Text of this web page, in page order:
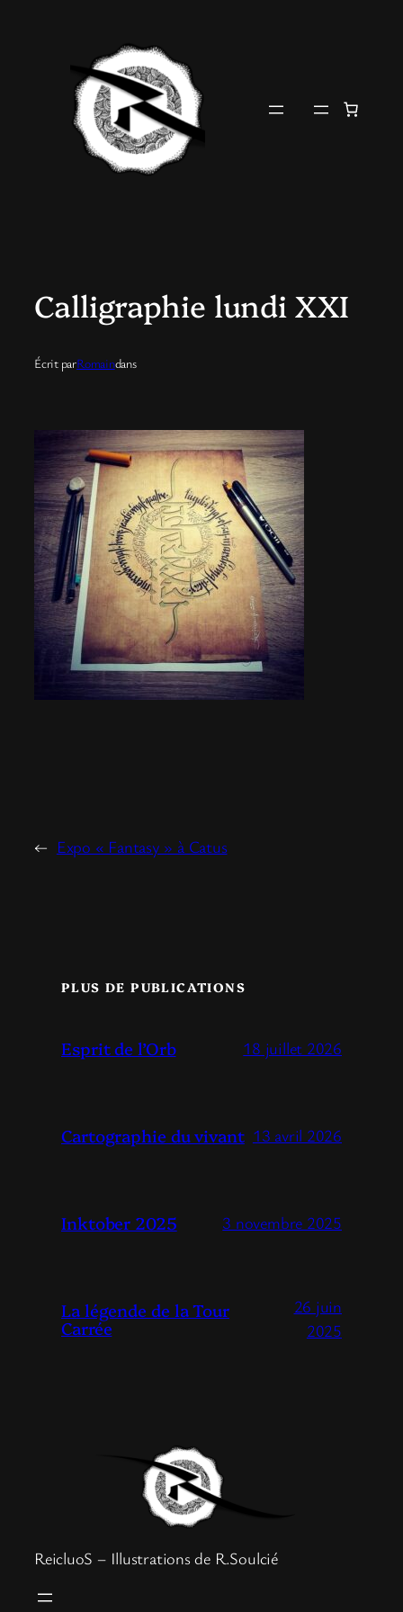
Calligraphie lundi XXI
Écrit parRomaindans
← Expo « Fantasy » à Catus
PLUS DE PUBLICATIONS
Esprit de l’Orb 18 juillet 2026
Cartographie du vivant 13 avril 2026
Inktober 2025 3 novembre 2025
La légende de la Tour
Carrée
26 juin
2025
ReicluoS – Illustrations de R.Soulcié